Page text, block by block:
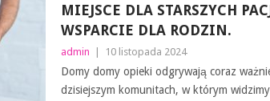
MIEJSCE DLA STARSZYCH
WSPARCIE DLA RODZIN.
admin 10 listopada 2024
Domy domy opieki odgrywają coraz
dzisiejszym komunitach, w którym